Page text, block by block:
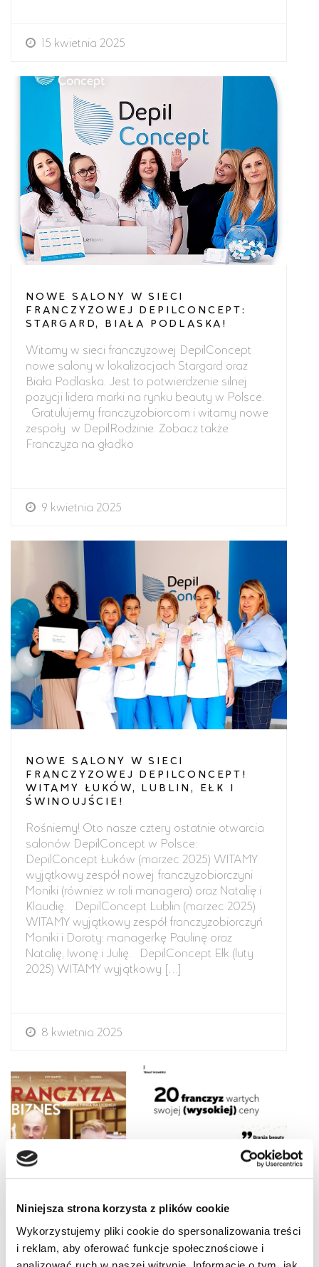
Niniejsza strona korzysta z plików cookie
Wykorzystujemy pliki cookie do spersonalizowania treści
i reklam, aby oferować funkcje społecznościowe i
15 kwietnia 2025
NOWE SALONY W SIECI
FRANCZYZOWEJ DEPILCONCEPT:
STARGARD, BIAŁA PODLASKA!
Witamy w sieci franczyzowej DepilConcept
nowe salony w lokalizacjach Stargard oraz
Biała Podlaska. Jest to potwierdzenie silnej
pozycji lidera marki na rynku beauty w Polsce.
Gratulujemy franczyzobiorcom i witamy nowe
zespoły w DepilRodzinie. Zobacz także
Franczyza na gładko
9 kwietnia 2025
NOWE SALONY W SIECI
FRANCZYZOWEJ DEPILCONCEPT!
WITAMY ŁUKÓW, LUBLIN, EŁK I
ŚWINOUJŚCIE!
Rośniemy! Oto nasze cztery ostatnie otwarcia
salonów DepilConcept w Polsce:
DepilConcept Łuków (marzec 2025) WITAMY
wyjątkowy zespół nowej franczyzobiorczyni
Moniki (również w roli managera) oraz Natalię i
Klaudię. DepilConcept Lublin (marzec 2025)
WITAMY wyjątkowy zespół franczyzobiorczyń
Moniki i Doroty: managerkę Paulinę oraz
Natalię, Iwonę i Julię. DepilConcept Ełk (luty
2025) WITAMY wyjątkowy […]
8 kwietnia 2025